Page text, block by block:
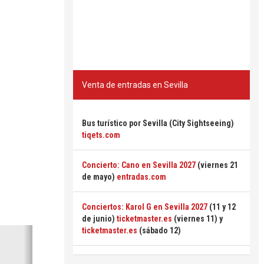
Venta de entradas en Sevilla
Bus turístico por Sevilla (City Sightseeing)
tiqets.com
Concierto: Cano en Sevilla 2027 (viernes 21
de mayo) entradas.com
Conciertos: Karol G en Sevilla 2027 (11 y 12
de junio) ticketmaster.es (viernes 11) y
ticketmaster.es (sábado 12)